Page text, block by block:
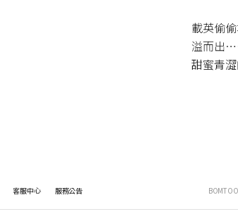
載英偷
溢而出
甜蜜青
客服中心 服務公告